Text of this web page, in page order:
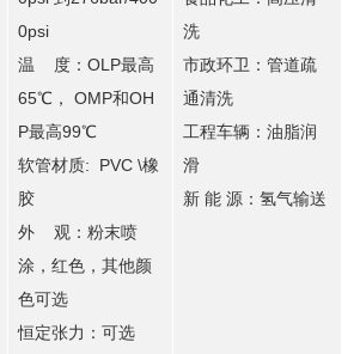
0psi
温 度：OLP最高
65℃， OMP和OH
P最高99℃
软管材质: PVC \橡
胶
外 观：粉末喷
涂，红色，其他颜
色可选
恒定张力：可选
洗
市政环卫：管道疏
通清洗
工程车辆：油脂润
滑
新 能 源：氢气输送